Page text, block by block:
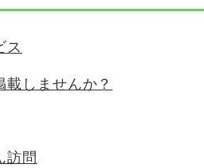
ス
しませんか？
訪問